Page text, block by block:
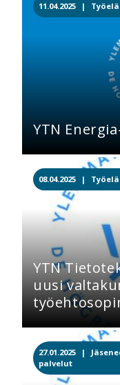
11.04.2025 |
YTN
08.04.2025 |
YTN
uusi
27.01.2025 |
palvelut